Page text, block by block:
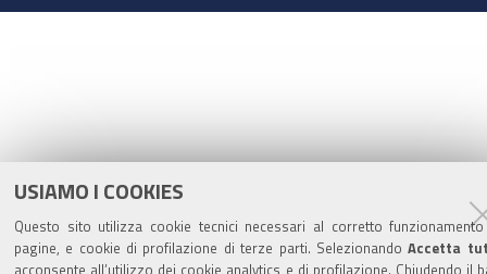
USIAMO I COOKIES
Questo sito utilizza cookie tecnici necessari al corretto funzionamento
pagine, e cookie di profilazione di terze parti. SelezionandoAccetta
acconsente all’utilizzo dei cookie analytics e di profilazione. Chiudendo il